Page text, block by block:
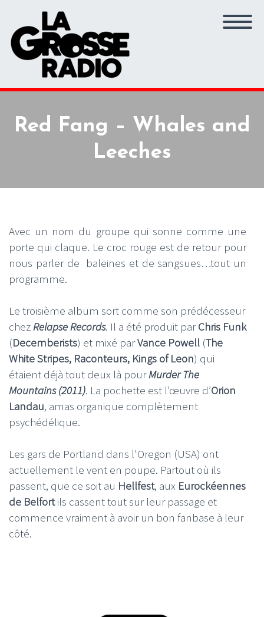
Red Fang – Whales and
Leeches
Avec un nom du groupe qui sonne comme une
porte qui claque. Le croc rouge est de retour pour
nous parler de baleines et de sangsues…tout un
programme.
Le troisième album sort comme son prédécesseur
chezRelapse Records. Il a été produit parChris Funk
(Decemberists) et mixé parVance Powell (The
White Stripes, Raconteurs, Kings of Leon) qui
étaient déjà tout deux là pourMurder The
Mountains (2011). La pochette est l’œuvre d’Orion
Landau, amas organique complètement
psychédélique.
Les gars de Portland dans l'Oregon (USA) ont
actuellement le vent en poupe. Partout où ils
passent, que ce soit au Hellfest, aux Eurockéennes
de Belfortils cassent tout sur leur passage et
commence vraiment à avoir un bon fanbase à leur
côté.